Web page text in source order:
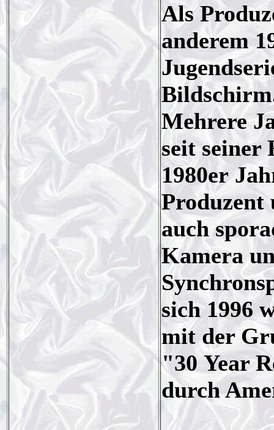
Als
anderem
Mehrere
seit seiner
1980er
Produzent
auch
Kamera
sich 1996
mit der
"30 Year
durch